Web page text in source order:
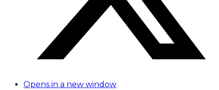
Opens in a new window